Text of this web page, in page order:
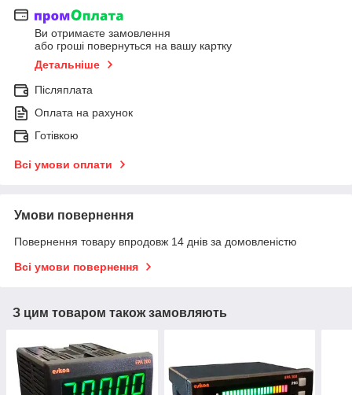
Ви отримаєте замовлення
або гроші повернуться на вашу картку
Детальніше
Післяплата
Оплата на рахунок
Готівкою
Всі умови оплати
Умови повернення
Повернення товару впродовж 14 днів за домовленістю
Всі умови повернення
З цим товаром також замовляють